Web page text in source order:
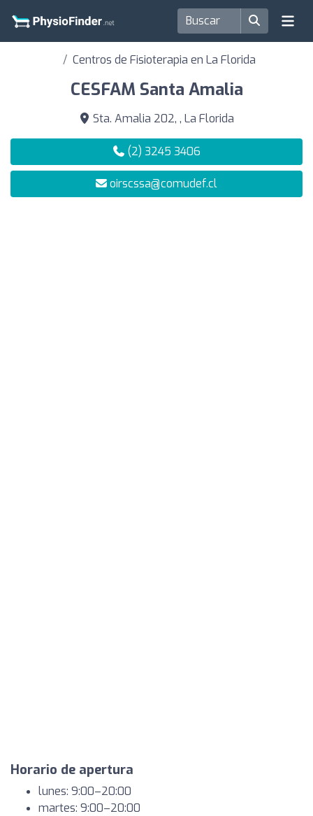
Centros de Fisioterapia en La Florida
CESFAM Santa Amalia
Sta. Amalia 202, , La Florida
(2) 3245 3406
oirscssa@comudef.cl
Horario de apertura
lunes: 9:00–20:00
martes: 9:00–20:00